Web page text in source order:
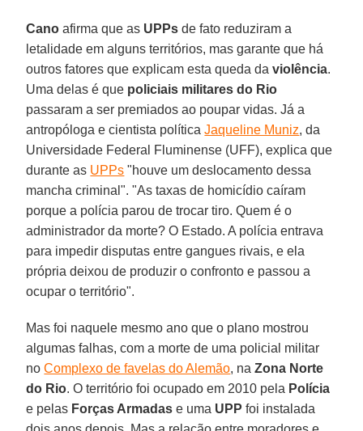
Cano afirma que as UPPs de fato reduziram a
letalidade em alguns territórios, mas garante que há
outros fatores que explicam esta queda daviolência.
Uma delas é que policiais militares do Rio
passaram a ser premiados ao poupar vidas. Já a
antropóloga e cientista políticaJaqueline Muniz, da
Universidade Federal Fluminense (UFF), explica que
durante as UPPs "houve um deslocamento dessa
mancha criminal". "As taxas de homicídio caíram
porque a polícia parou de trocar tiro. Quem é o
administrador da morte? O Estado. A polícia entrava
para impedir disputas entre gangues rivais, e ela
própria deixou de produzir o confronto e passou a
ocupar o território".
Mas foi naquele mesmo ano que o plano mostrou
algumas falhas, com a morte de uma policial militar
noComplexo de favelas do Alemão, naZona Norte
do Rio. O território foi ocupado em 2010 pela Polícia
e pelas Forças Armadas e uma UPP foi instalada